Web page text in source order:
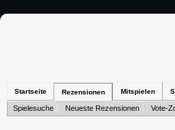
Startseite Rezensionen Mitspielen
Spielesuche Neueste Rezensionen Vote-